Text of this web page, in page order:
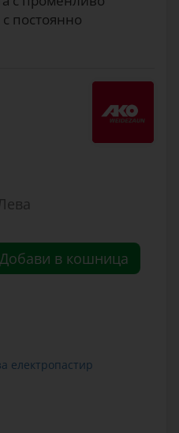
постоянно
Добави в кошница
електропастир